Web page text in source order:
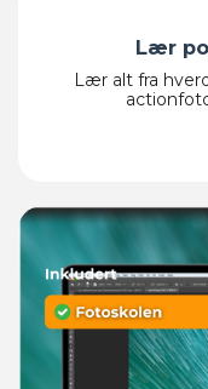
Lær
Lær alt fra